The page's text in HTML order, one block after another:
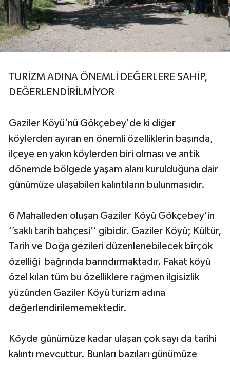
TURİZM ADINA ÖNEMLİ DEĞERLERE SAHİP,
DEĞERLENDİRİLMİYOR
Gaziler Köyü'nü Gökçebey'de ki diğer
köylerden ayıran en önemli özelliklerin başında,
ilçeye en yakın köylerden biri olması ve antik
dönemde bölgede yaşam alanı kurulduğuna dair
günümüze ulaşabilen kalıntıların bulunmasıdır.
6 Mahalleden oluşan Gaziler Köyü Gökçebey’in
‘’saklı tarih bahçesi’’ gibidir. Gaziler Köyü; Kültür,
Tarih ve Doğa gezileri düzenlenebilecek birçok
özelliği bağrında barındırmaktadır. Fakat köyü
özel kılan tüm bu özelliklere rağmen ilgisizlik
yüzünden Gaziler Köyü turizm adına
değerlendirilememektedir.
Köyde günümüze kadar ulaşan çok sayı da tarihi
kalıntı mevcuttur. Bunları bazıları günümüze